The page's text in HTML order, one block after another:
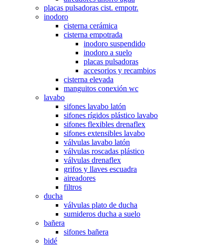
placas pulsadoras cist. empotr.
inodoro
cisterna cerámica
cisterna empotrada
inodoro suspendido
inodoro a suelo
placas pulsadoras
accesorios y recambios
cisterna elevada
manguitos conexión wc
lavabo
sifones lavabo latón
sifones rígidos plástico lavabo
sifones flexibles drenaflex
sifones extensibles lavabo
válvulas lavabo latón
válvulas roscadas plástico
válvulas drenaflex
grifos y llaves escuadra
aireadores
filtros
ducha
válvulas plato de ducha
sumideros ducha a suelo
bañera
sifones bañera
bidé